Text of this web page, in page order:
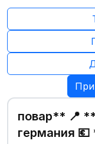
повар** 📍 **локация:** мюнхен,